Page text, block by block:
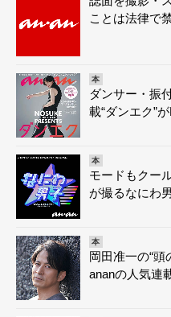
ことは法律で
本
ダンサー・振
載“ダンエク”
本
モードもクー
が撮るなにわ
本
岡田准一の“頭
ananの人気連